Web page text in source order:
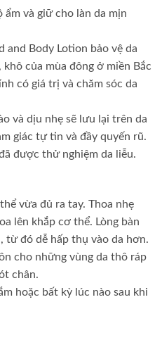
ẩm và giữ cho làn da mịn
and Body Lotion bảo vệ da
của mùa đông ở miền Bắc
có giá trị và chăm sóc da
và dịu nhẹ sẽ lưu lại trên da
giác tự tin và đầy quyến rũ.
được thử nghiệm da liễu.
vừa đủ ra tay. Thoa nhẹ
lên khắp cơ thể. Lòng bàn
từ đó dễ hấp thụ vào da hơn.
cho những vùng da thô ráp
chân.
hoặc bất kỳ lúc nào sau khi